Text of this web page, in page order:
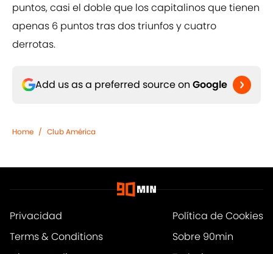
puntos, casi el doble que los capitalinos que tienen
apenas 6 puntos tras dos triunfos y cuatro
derrotas.
Add us as a preferred source on Google
Home / Club América
Privacidad
Política de Cookies
Terms & Conditions
Sobre 90min